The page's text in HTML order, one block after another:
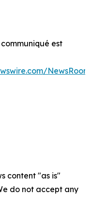
est
content "as is"
do not accept any